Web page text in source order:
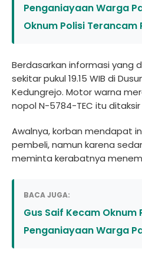
Penganiayaan Warga
Oknum Polisi Terancam
Berdasarkan informasi yang
sekitar pukul 19.15 WIB di
Kedungrejo. Motor warna
nopol N-5784-TEC itu ditaksir
Awalnya, korban mendapat
pembeli, namun karena
meminta kerabatnya
BACA JUGA:
Gus Saif Kecam Oknum
Penganiayaan Warga